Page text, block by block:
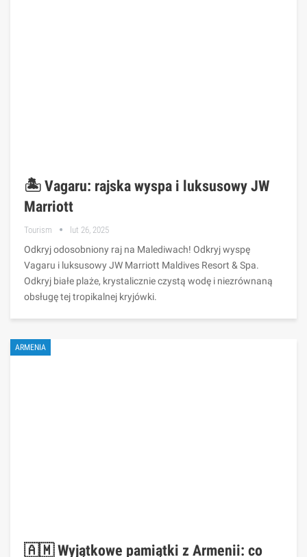
🏝️ Vagaru: rajska wyspa i luksusowy JW
Marriott
Tourism lut 26, 2025
Odkryj odosobniony raj na Malediwach! Odkryj wyspę
Vagaru i luksusowy JW Marriott Maldives Resort & Spa.
Odkryj białe plaże, krystalicznie czystą wodę i niezrównaną
obsługę tej tropikalnej kryjówki.
ARMENIA
🇦🇲 Wyjątkowe pamiątki z Armenii: co